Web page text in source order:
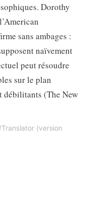
Dorothy
sans ambages :
naïvement
peut résoudre
sur le plan
débilitants (The New
(version